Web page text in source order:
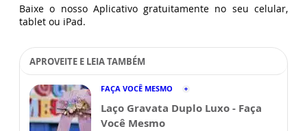
Baixe o nosso Aplicativo gratuitamente no seu celular,
tablet ou iPad.
APROVEITE E LEIA TAMBÉM
FAÇA VOCÊ MESMO
Laço Gravata Duplo Luxo - Faça
Você Mesmo